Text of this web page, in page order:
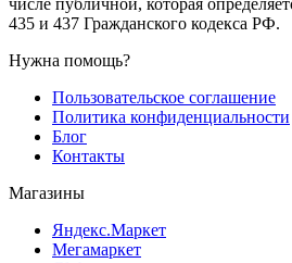
числе публичной, которая
435 и 437 Гражданского кодекса РФ.
Нужна помощь?
Пользовательское соглашение
Политика конфиденциальности
Блог
Контакты
Магазины
Яндекс.Маркет
Мегамаркет